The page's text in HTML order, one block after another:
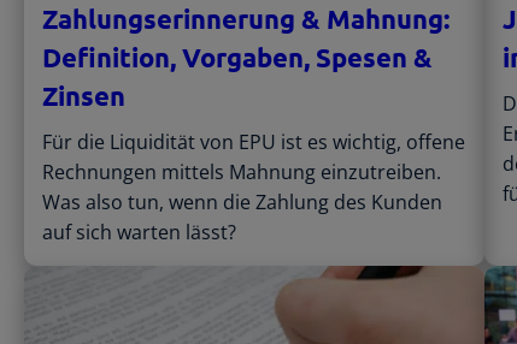
Zahlungserinnerung & Mahnung:
Definition, Vorgaben, Spesen &
Zinsen
Für die Liquidität von EPU ist es wichtig, offene
Rechnungen mittels Mahnung einzutreiben.
Was also tun, wenn die Zahlung des Kunden
auf sich warten lässt?